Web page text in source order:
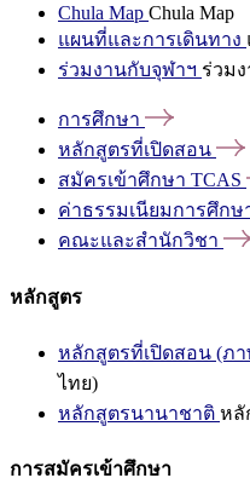
Chula Map Chula Map
แผนที่และการเดินทาง
ร่วมงานกับจุฬาฯ ร่วม
การศึกษา
หลักสูตรที่เปิดสอน
สมัครเข้าศึกษา TCAS
ค่าธรรมเนียมการศึกษ
คณะและสำนักวิชา
หลักสูตร
หลักสูตรที่เปิดสอน (ภา
ไทย)
หลักสูตรนานาชาติ หลั
การสมัครเข้าศึกษา